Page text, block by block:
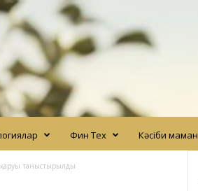
Фин Тех Кәсіби маман
қаруы таныстырылды